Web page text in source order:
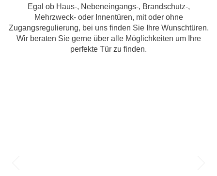
Egal ob Haus-, Nebeneingangs-, Brandschutz-,
Mehrzweck- oder Innentüren, mit oder ohne
Zugangsregulierung, bei uns finden Sie Ihre Wunschtüren.
Wir beraten Sie gerne über alle Möglichkeiten um Ihre
perfekte Tür zu finden.